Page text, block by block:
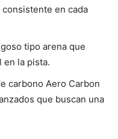
en cada
tipo arena que
en la pista.
carbono Aero Carbon
que buscan una